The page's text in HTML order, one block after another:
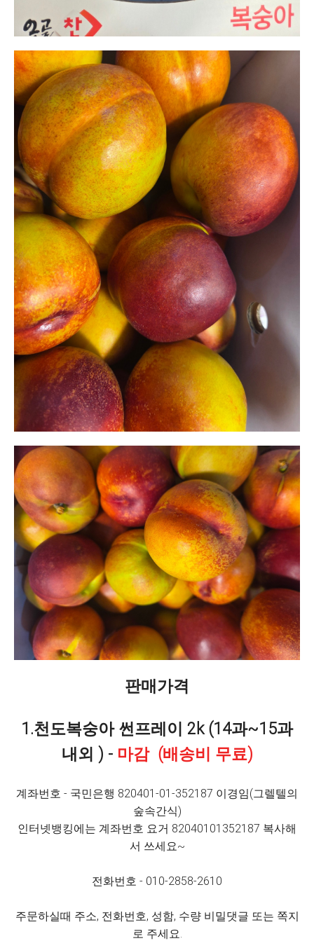
판매가격
1.천도복숭아 썬프레이 2k (14과~15과
내외 ) - 마감 (배송비 무료)
계좌번호 - 국민은행 820401-01-352187 이경임(그렐텔의
숲속간식)
인터넷뱅킹에는 계좌번호 요거 82040101352187 복사해
서 쓰세요~
전화번호 - 010-2858-2610
주문하실때 주소, 전화번호, 성함, 수량 비밀댓글 또는 쪽지
로 주세요.